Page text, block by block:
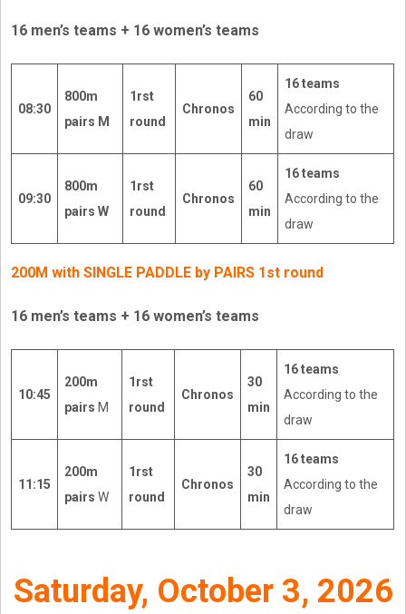
16 men’s teams + 16 women’s teams
08:30
800m
pairs M
1rst
round
Chronos
60
min
16 teams
According to the
draw
09:30
800m
pairs W
1rst
round
Chronos
60
min
16 teams
According to the
draw
200M with SINGLE PADDLE by PAIRS 1st round
16 men’s teams + 16 women’s teams
10:45
200m
pairs M
1rst
round
Chronos
30
min
16 teams
According to the
draw
11:15
200m
pairs W
1rst
round
Chronos
30
min
16 teams
According to the
draw
Saturday, October 3, 2026